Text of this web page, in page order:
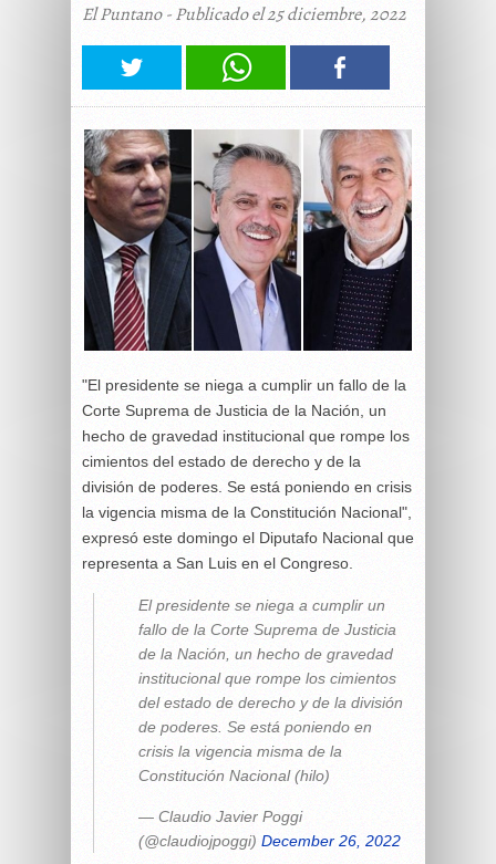
El Puntano - Publicado el 25 diciembre, 2022
"El presidente se niega a cumplir un fallo de la
Corte Suprema de Justicia de la Nación, un
hecho de gravedad institucional que rompe los
cimientos del estado de derecho y de la
división de poderes. Se está poniendo en crisis
la vigencia misma de la Constitución Nacional",
expresó este domingo el Diputafo Nacional que
representa a San Luis en el Congreso.
El presidente se niega a cumplir un
fallo de la Corte Suprema de Justicia
de la Nación, un hecho de gravedad
institucional que rompe los cimientos
del estado de derecho y de la división
de poderes. Se está poniendo en
crisis la vigencia misma de la
Constitución Nacional (hilo)
— Claudio Javier Poggi
(@claudiojpoggi) December 26, 2022